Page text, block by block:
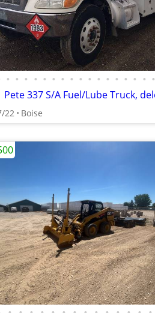
• • • • • • • • • • • • • • • • •
22 Boise